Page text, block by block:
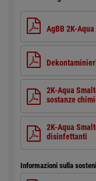
AgBB 2K-
2K-Aqua
sostanze
2K-Aqua
disinfettanti
Informazioni sulla